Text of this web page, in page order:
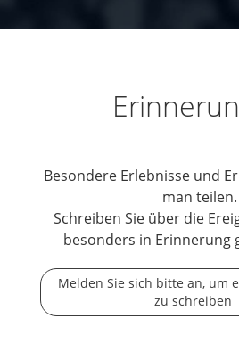
Besondere Erlebnisse und
man teilen.
Schreiben Sie über die
besonders in Erinnerung
Melden Sie sich bitte an, um
zu schreiben